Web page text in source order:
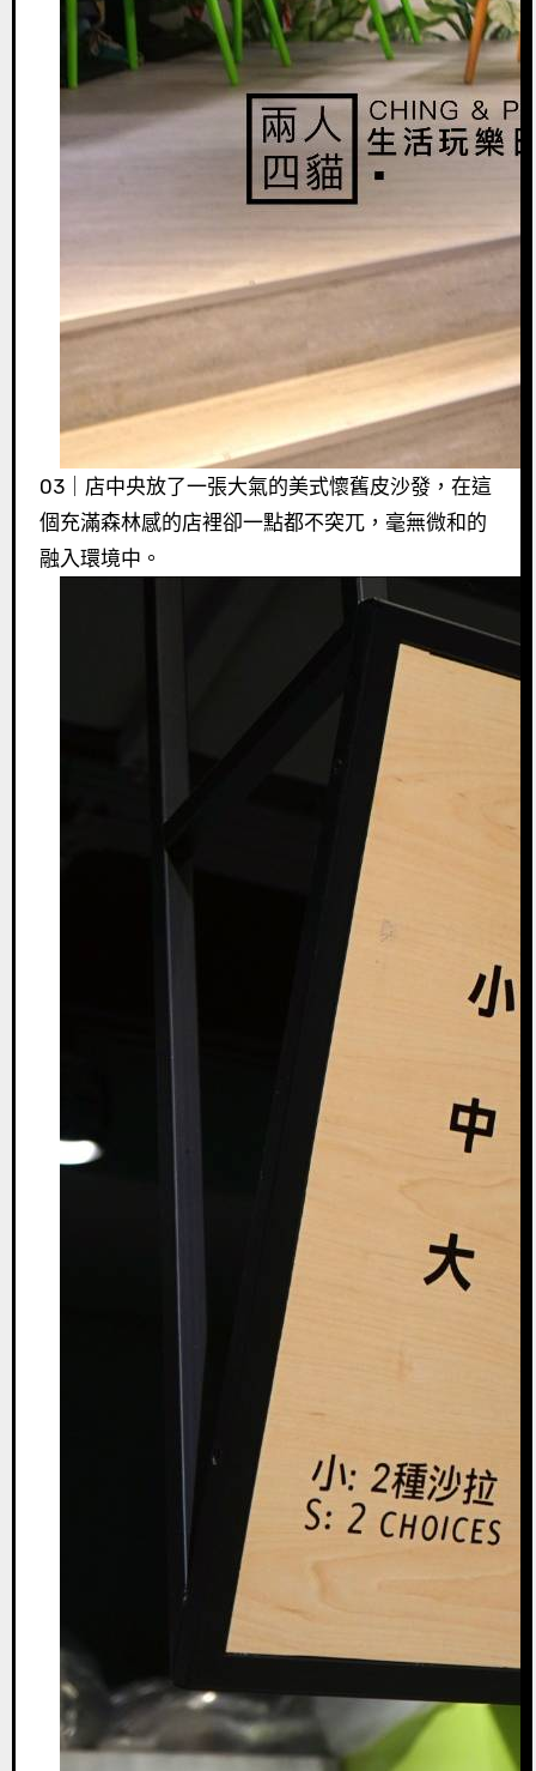
03｜店中央放了一張大氣的美式懷舊皮沙發，在這
個充滿森林感的店裡卻一點都不突兀，毫無微和的
融入環境中。